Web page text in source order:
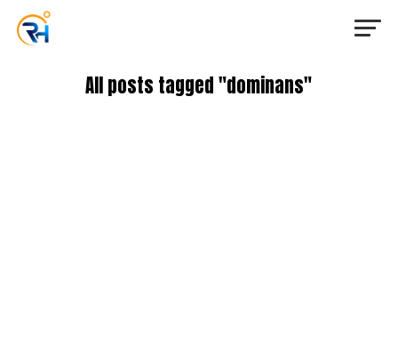
All posts tagged "dominans"